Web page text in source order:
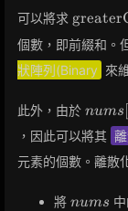
可以將求
個數，即前綴和。
狀陣列(Binary 來
此外，由於 nums [
，因此可以將其
元素的個數。離散
將 nums
nums